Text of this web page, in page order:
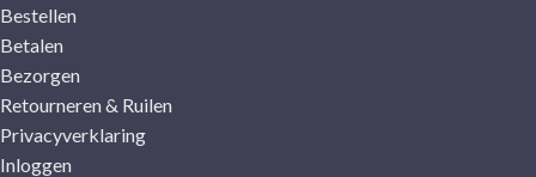
Bestellen
Betalen
Bezorgen
Retourneren & Ruilen
Privacyverklaring
Inloggen